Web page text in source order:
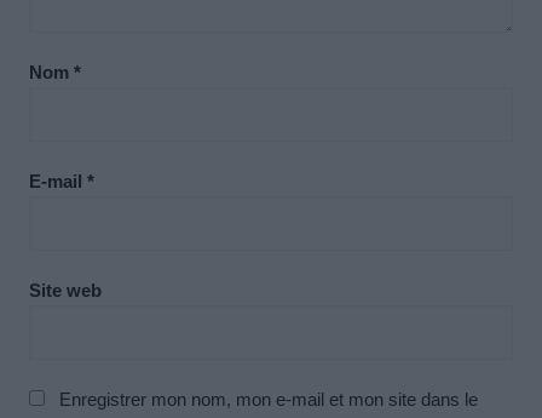
Nom *
E-mail *
Site web
Enregistrer mon nom, mon e-mail et mon site dans le